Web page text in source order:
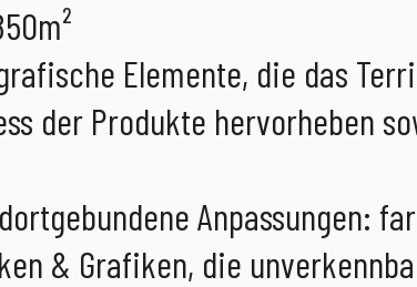
Elemente, die das
der Produkte hervorheben
Anpassungen:
& Grafiken, die